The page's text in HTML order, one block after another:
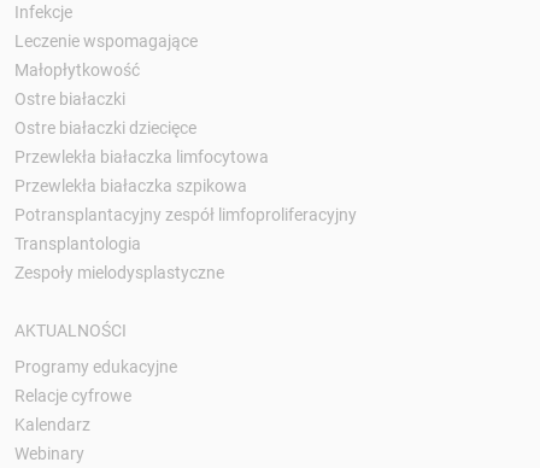
Infekcje
Leczenie wspomagające
Małopłytkowość
Ostre białaczki
Ostre białaczki dziecięce
Przewlekła białaczka limfocytowa
Przewlekła białaczka szpikowa
Potransplantacyjny zespół limfoproliferacyjny
Transplantologia
Zespoły mielodysplastyczne
AKTUALNOŚCI
Programy edukacyjne
Relacje cyfrowe
Kalendarz
Webinary